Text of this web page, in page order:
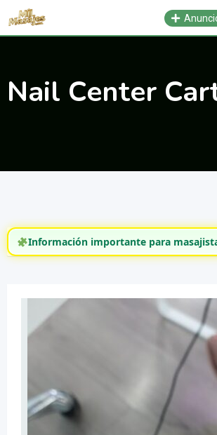
Saltar
Nail Center
Información importante para